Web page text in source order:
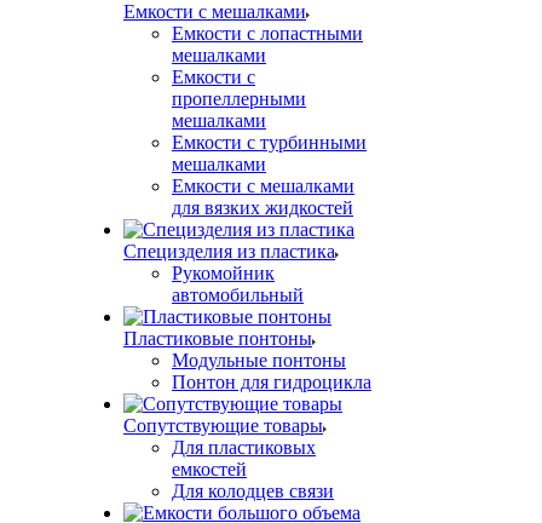
Емкости с мешалками
Емкости с лопастными
мешалками
Емкости с
пропеллерными
мешалками
Емкости с турбинными
мешалками
Емкости с мешалками
для вязких жидкостей
Специзделия из пластика
Рукомойник
автомобильный
Пластиковые понтоны
Модульные понтоны
Понтон для гидроцикла
Сопутствующие товары
Для пластиковых
емкостей
Для колодцев связи